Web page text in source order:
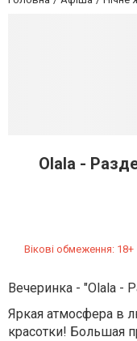
Olala -
Вікові обмеження: 18+
Вечеринка - "Olala -
Яркая атмосфера в
красотки! Большая